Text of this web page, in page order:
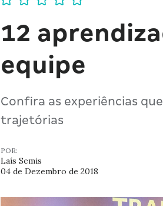
12
equipe
Confira as experiências
trajetórias
POR:
Laís Semis
04 de Dezembro de 2018